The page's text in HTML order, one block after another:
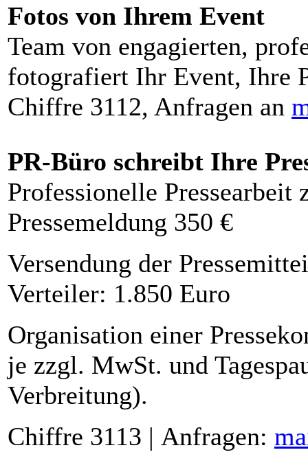
Fotos von Ihrem Event
Team von engagierten,
fotografiert Ihr Event, Ihre
Chiffre 3112, Anfragen an
PR-Büro schreibt Ihre
Professionelle Pressearbeit
Pressemeldung 350 €
Versendung der
Verteiler: 1.850 Euro
Organisation einer
je zzgl. MwSt. und
Verbreitung).
Chiffre 3113 | Anfragen: